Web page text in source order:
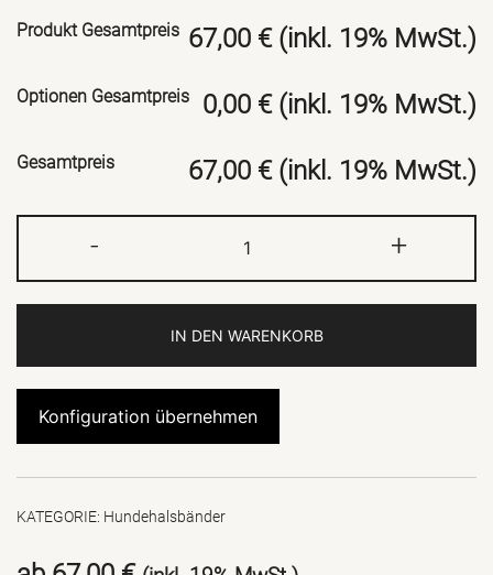
Produkt Gesamtpreis 67,00 € (inkl. 19% MwSt.)
Optionen Gesamtpreis 0,00 € (inkl. 19% MwSt.)
Gesamtpreis 67,00 € (inkl. 19% MwSt.)
-
Outdoor
Menge
+
IN DEN WARENKORB
Konfiguration übernehmen
KATEGORIE: Hundehalsbänder